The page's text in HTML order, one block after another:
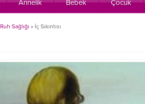
Annelik Bebek Çocuk
Ruh Sağlığı » İç Sıkıntısı